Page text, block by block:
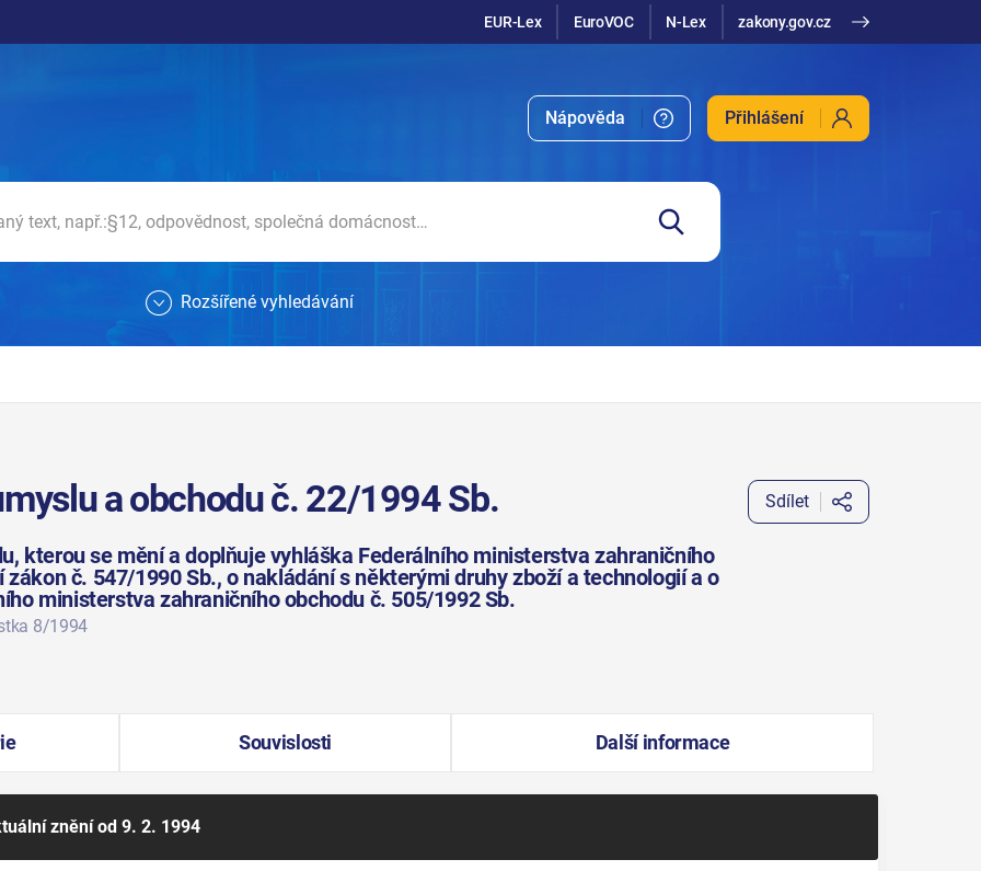
EUR-Lex EuroVOC N-Lex zakony.gov.cz
Nápověda Přihlášení
Rozšířené vyhledávání
a obchodu č. 22/1994 Sb.
kterou se mění a doplňuje vyhláška Federálního ministerstva zahraničního
č. 547/1990 Sb., o nakládání s některými druhy zboží a technologií a o
ministerstva zahraničního obchodu č. 505/1992 Sb.
8/1994
Sdílet
Souvislosti Další informace
zněníod 9. 2. 1994